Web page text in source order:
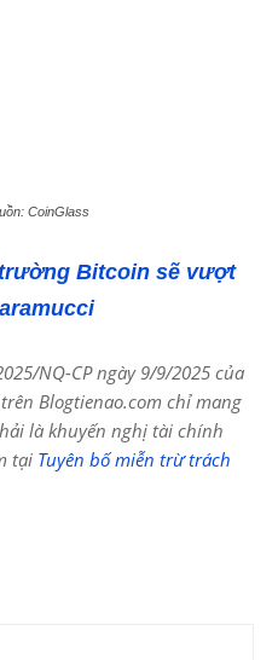
CoinGlass
Bitcoin sẽ vượt
NQ-CP ngày 9/9/2025 của
Blogtienao.com chỉ mang
là khuyến nghị tài chính
tại Tuyên bố miễn trừ trách